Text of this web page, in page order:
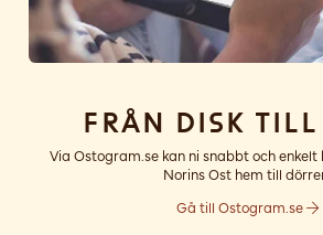
Från disk
Via Ostogram.se kan ni snabbt och
Norins Ost hem till
Gå till Ostogram.se